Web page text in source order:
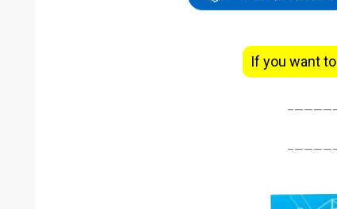
If you want